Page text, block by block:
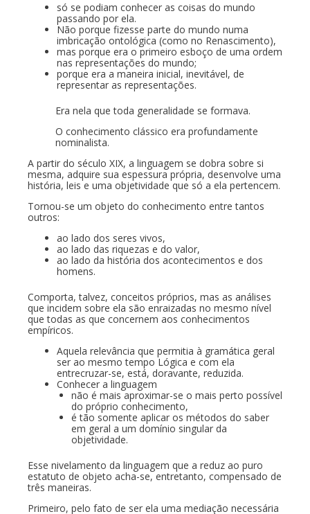
só se podiam conhecer as coisas do mundo
passando por ela.
Não porque fizesse parte do mundo numa
imbricação ontológica (como no Renascimento),
mas porque era o primeiro esboço de uma ordem
nas representações do mundo;
porque era a maneira inicial, inevitável, de
representar as representações.
Era nela que toda generalidade se formava.
O conhecimento clássico era profundamente
nominalista.
A partir do século XIX, a linguagem se dobra sobre si
mesma, adquire sua espessura própria, desenvolve uma
história, leis e uma objetividade que só a ela pertencem.
Tornou-se um objeto do conhecimento entre tantos
outros:
ao lado dos seres vivos,
ao lado das riquezas e do valor,
ao lado da história dos acontecimentos e dos
homens.
Comporta, talvez, conceitos próprios, mas as análises
que incidem sobre ela são enraizadas no mesmo nível
que todas as que concernem aos conhecimentos
empíricos.
Aquela relevância que permitia à gramática geral
ser ao mesmo tempo Lógica e com ela
entrecruzar-se, está, doravante, reduzida.
Conhecer a linguagem
não é mais aproximar-se o mais perto possível
do próprio conhecimento,
é tão somente aplicar os métodos do saber
em geral a um domínio singular da
objetividade.
Esse nivelamento da linguagem que a reduz ao puro
estatuto de objeto acha-se, entretanto, compensado de
três maneiras.
Primeiro, pelo fato de ser ela uma mediação necessária